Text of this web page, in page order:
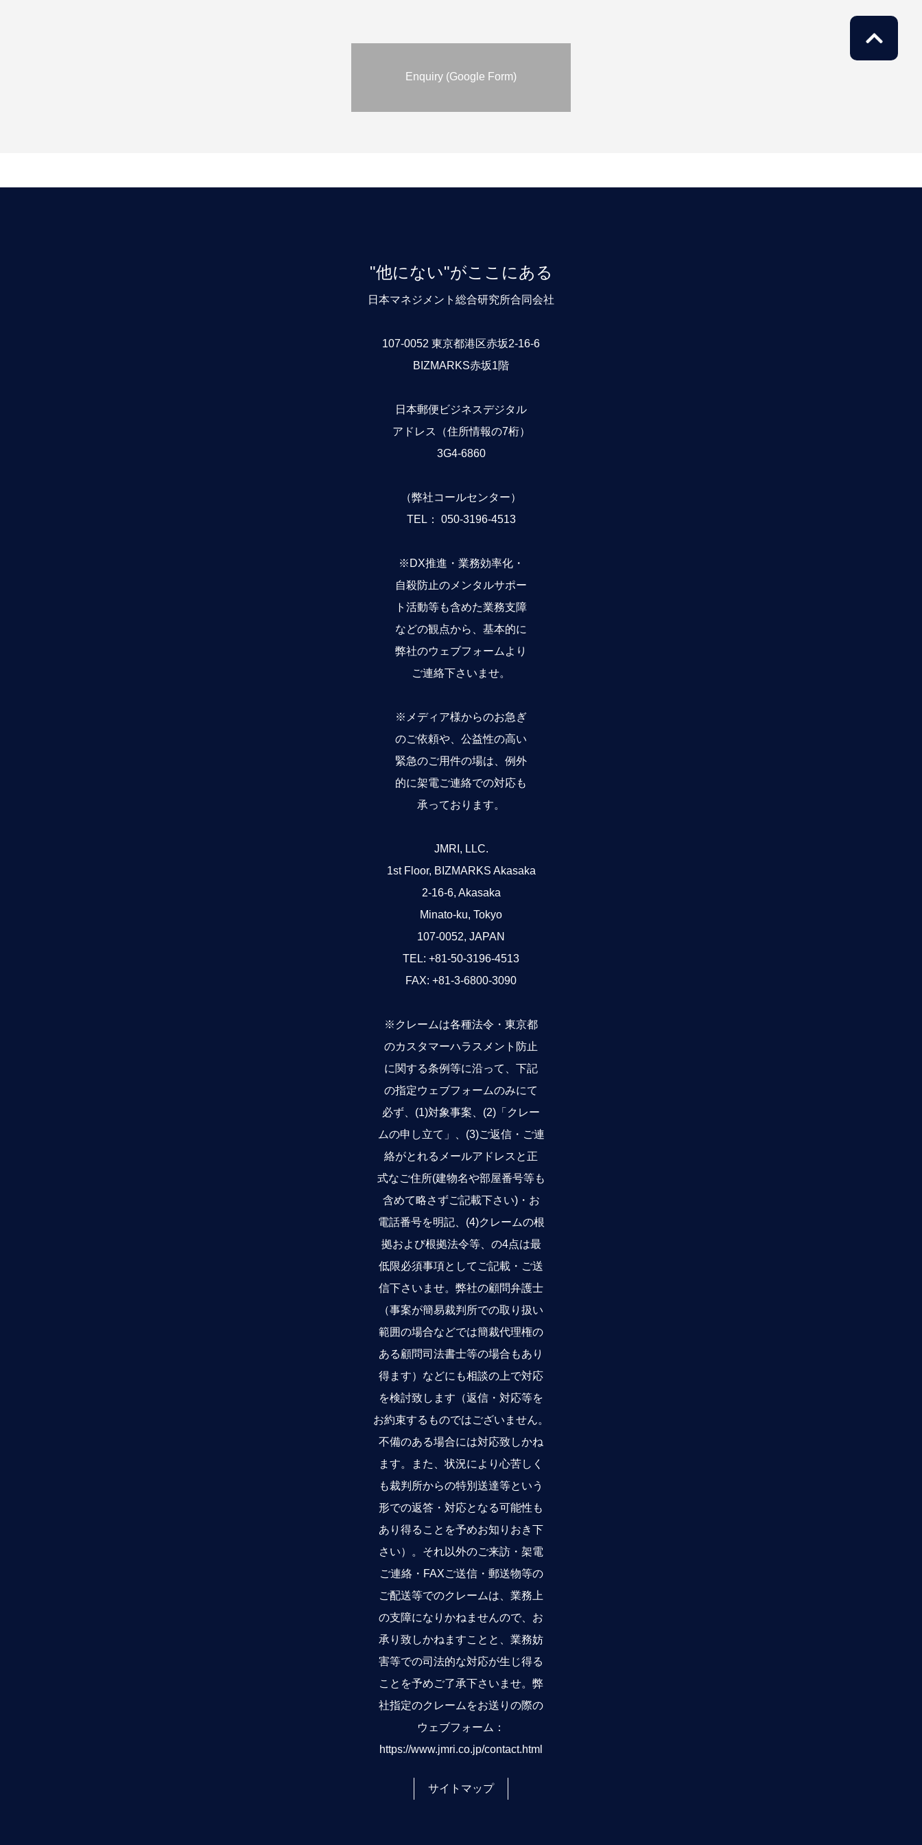
Enquiry (Google Form)
サイトマップ
"他にない"がここにある
日本マネジメント総合研究所合同会社
107-0052 東京都港区赤坂2-16-6
BIZMARKS赤坂1階
日本郵便ビジネスデジタル
アドレス（住所情報の7桁）
3G4-6860
（弊社コールセンター）
TEL： 050-3196-4513
※DX推進・業務効率化・
自殺防止のメンタルサポー
ト活動等も含めた業務支障
などの観点から、基本的に
弊社のウェブフォームより
ご連絡下さいませ。
※メディア様からのお急ぎ
のご依頼や、公益性の高い
緊急のご用件の場は、例外
的に架電ご連絡での対応も
承っております。
JMRI, LLC.
1st Floor, BIZMARKS Akasaka
2-16-6, Akasaka
Minato-ku, Tokyo
107-0052, JAPAN
TEL: +81-50-3196-4513
FAX: +81-3-6800-3090
※クレームは各種法令・東京都
のカスタマーハラスメント防止
に関する条例等に沿って、下記
の指定ウェブフォームのみにて
必ず、(1)対象事案、(2)「クレー
ムの申し立て」、(3)ご返信・ご連
絡がとれるメールアドレスと正
式なご住所(建物名や部屋番号等も
含めて略さずご記載下さい)・お
電話番号を明記、(4)クレームの根
拠および根拠法令等、の4点は最
低限必須事項としてご記載・ご送
信下さいませ。弊社の顧問弁護士
（事案が簡易裁判所での取り扱い
範囲の場合などでは簡裁代理権の
ある顧問司法書士等の場合もあり
得ます）などにも相談の上で対応
を検討致します（返信・対応等を
お約束するものではございません。
不備のある場合には対応致しかね
ます。また、状況により心苦しく
も裁判所からの特別送達等という
形での返答・対応となる可能性も
あり得ることを予めお知りおき下
さい）。それ以外のご来訪・架電
ご連絡・FAXご送信・郵送物等の
ご配送等でのクレームは、業務上
の支障になりかねませんので、お
承り致しかねますことと、業務妨
害等での司法的な対応が生じ得る
ことを予めご了承下さいませ。弊
社指定のクレームをお送りの際の
ウェブフォーム：
https://www.jmri.co.jp/contact.html